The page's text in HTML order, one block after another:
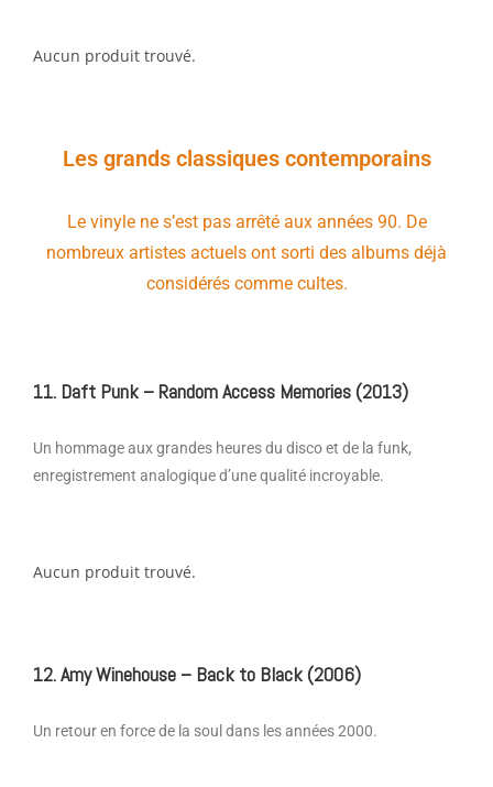
Aucun produit trouvé.
Les grands classiques contemporains
Le vinyle ne s’est pas arrêté aux années 90. De
nombreux artistes actuels ont sorti des albums déjà
considérés comme cultes.
11. Daft Punk – Random Access Memories (2013)
Un hommage aux grandes heures du disco et de la funk,
enregistrement analogique d’une qualité incroyable.
Aucun produit trouvé.
12. Amy Winehouse – Back to Black (2006)
Un retour en force de la soul dans les années 2000.